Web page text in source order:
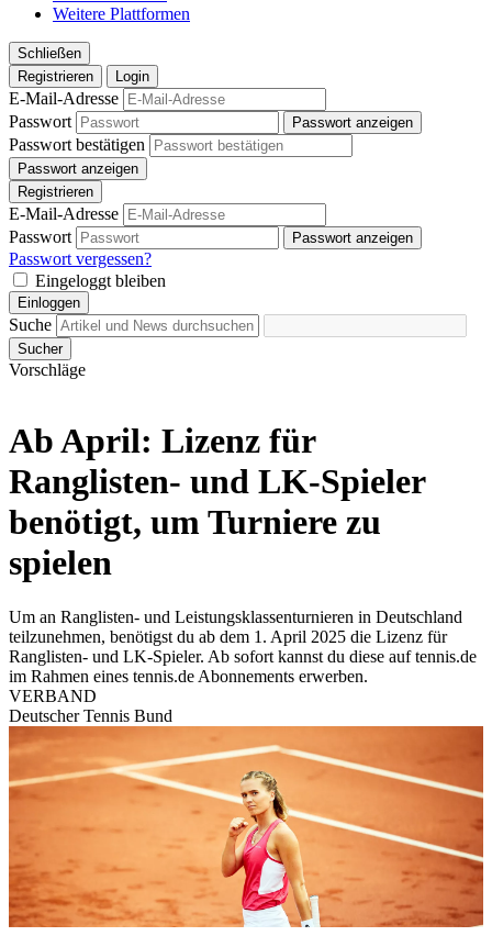
Weitere Plattformen
Schließen
Registrieren
Login
E-Mail-Adresse
Passwort
Passwort anzeigen
Passwort bestätigen
Passwort anzeigen
Registrieren
E-Mail-Adresse
Passwort
Passwort anzeigen
Passwort vergessen?
Eingeloggt bleiben
Einloggen
Suche
Sucher
Vorschläge
Ab April: Lizenz für
Ranglisten- und LK-Spieler
benötigt, um Turniere zu
spielen
Um an Ranglisten- und Leistungsklassenturnieren in Deutschland
teilzunehmen, benötigst du ab dem 1. April 2025 die Lizenz für
Ranglisten- und LK-Spieler. Ab sofort kannst du diese auf tennis.de
im Rahmen eines tennis.de Abonnements erwerben.
VERBAND
Deutscher Tennis Bund